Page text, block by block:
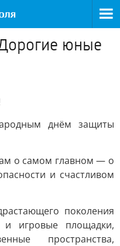
юные
днём защиты
о самом главном — о
и счастливом
поколения
игровые площадки,
пространства,